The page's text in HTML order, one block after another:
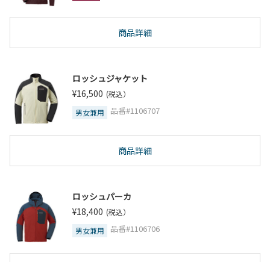
商品詳細
ロッシュジャケット
¥16,500 (税込）
男女兼用
品番#1106707
商品詳細
ロッシュパーカ
¥18,400 (税込）
男女兼用
品番#1106706